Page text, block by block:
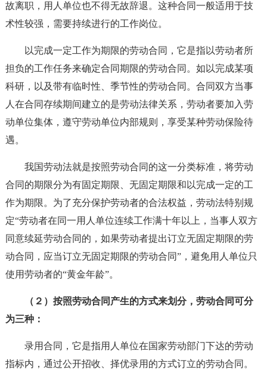
故离职，用人单位也不得无故辞退。这种合同一般适用于技
术性较强，需要持续进行的工作岗位。
以完成一定工作为期限的劳动合同，它是指以劳动者所
担负的工作任务来确定合同期限的劳动合同。如以完成某项
科研，以及带有临时性、季节性的劳动合同。合同双方当事
人在合同存续期间建立的是劳动法律关系，劳动者要加入劳
动单位集体，遵守劳动单位内部规则，享受某种劳动保险待
遇。
我国劳动法就是按照劳动合同的这一分类标准，将劳动
合同的期限分为有固定期限、无固定期限和以完成一定的工
作为期限。为了充分保护劳动者的合法权益，劳动法特别规
定“劳动者在同一用人单位连续工作满十年以上，当事人双方
同意续延劳动合同的，如果劳动者提出订立无固定期限的劳
动合同，应当订立无固定期限的劳动合同”，避免用人单位只
使用劳动者的“黄金年龄”。
（２）按照劳动合同产生的方式来划分，劳动合同可分
为三种：
录用合同，它是指用人单位在国家劳动部门下达的劳动
指标内，通过公开招收、择优录用的方式订立的劳动合同。